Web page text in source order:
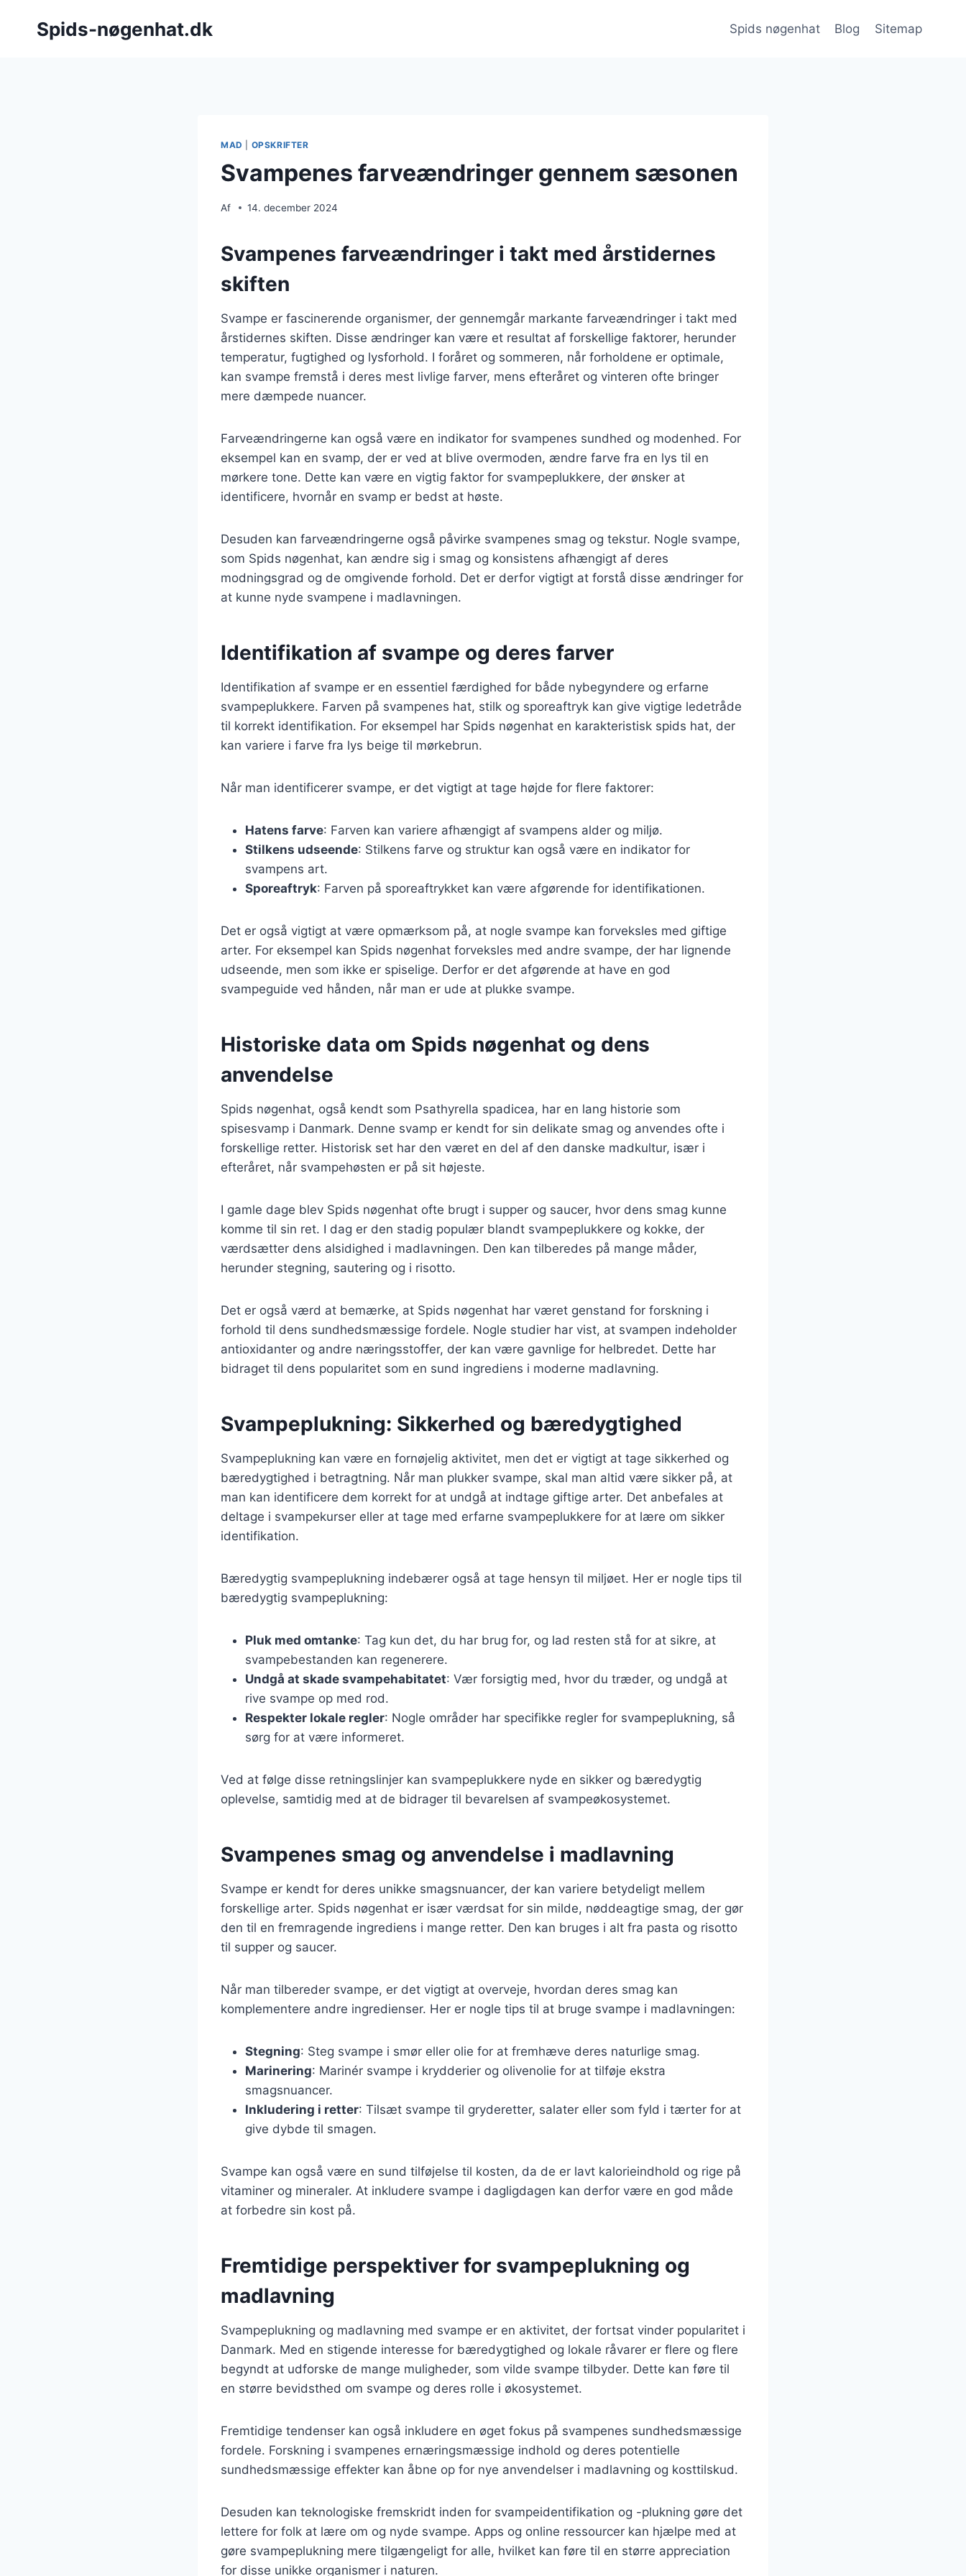
Spids-nøgenhat.dk Spids nøgenhat Blog Sitemap
MAD OPSKRIFTER
Svampenes farveændringer gennem sæsonen
Af 14. december 2024
Svampenes farveændringer i takt med årstidernes
skiften
Svampe er fascinerende organismer, der gennemgår markante farveændringer i takt med
årstidernes skiften. Disse ændringer kan være et resultat af forskellige faktorer, herunder
temperatur, fugtighed og lysforhold. I foråret og sommeren, når forholdene er optimale,
kan svampe fremstå i deres mest livlige farver, mens efteråret og vinteren ofte bringer
mere dæmpede nuancer.
Farveændringerne kan også være en indikator for svampenes sundhed og modenhed. For
eksempel kan en svamp, der er ved at blive overmoden, ændre farve fra en lys til en
mørkere tone. Dette kan være en vigtig faktor for svampeplukkere, der ønsker at
identificere, hvornår en svamp er bedst at høste.
Desuden kan farveændringerne også påvirke svampenes smag og tekstur. Nogle svampe,
som Spids nøgenhat, kan ændre sig i smag og konsistens afhængigt af deres
modningsgrad og de omgivende forhold. Det er derfor vigtigt at forstå disse ændringer for
at kunne nyde svampene i madlavningen.
Identifikation af svampe og deres farver
Identifikation af svampe er en essentiel færdighed for både nybegyndere og erfarne
svampeplukkere. Farven på svampenes hat, stilk og sporeaftryk kan give vigtige ledetråde
til korrekt identifikation. For eksempel har Spids nøgenhat en karakteristisk spids hat, der
kan variere i farve fra lys beige til mørkebrun.
Når man identificerer svampe, er det vigtigt at tage højde for flere faktorer:
Hatens farve: Farven kan variere afhængigt af svampens alder og miljø.
Stilkens udseende: Stilkens farve og struktur kan også være en indikator for
svampens art.
Sporeaftryk: Farven på sporeaftrykket kan være afgørende for identifikationen.
Det er også vigtigt at være opmærksom på, at nogle svampe kan forveksles med giftige
arter. For eksempel kan Spids nøgenhat forveksles med andre svampe, der har lignende
udseende, men som ikke er spiselige. Derfor er det afgørende at have en god
svampeguide ved hånden, når man er ude at plukke svampe.
Historiske data om Spids nøgenhat og dens
anvendelse
Spids nøgenhat, også kendt som Psathyrella spadicea, har en lang historie som
spisesvamp i Danmark. Denne svamp er kendt for sin delikate smag og anvendes ofte i
forskellige retter. Historisk set har den været en del af den danske madkultur, især i
efteråret, når svampehøsten er på sit højeste.
I gamle dage blev Spids nøgenhat ofte brugt i supper og saucer, hvor dens smag kunne
komme til sin ret. I dag er den stadig populær blandt svampeplukkere og kokke, der
værdsætter dens alsidighed i madlavningen. Den kan tilberedes på mange måder,
herunder stegning, sautering og i risotto.
Det er også værd at bemærke, at Spids nøgenhat har været genstand for forskning i
forhold til dens sundhedsmæssige fordele. Nogle studier har vist, at svampen indeholder
antioxidanter og andre næringsstoffer, der kan være gavnlige for helbredet. Dette har
bidraget til dens popularitet som en sund ingrediens i moderne madlavning.
Svampeplukning: Sikkerhed og bæredygtighed
Svampeplukning kan være en fornøjelig aktivitet, men det er vigtigt at tage sikkerhed og
bæredygtighed i betragtning. Når man plukker svampe, skal man altid være sikker på, at
man kan identificere dem korrekt for at undgå at indtage giftige arter. Det anbefales at
deltage i svampekurser eller at tage med erfarne svampeplukkere for at lære om sikker
identifikation.
Bæredygtig svampeplukning indebærer også at tage hensyn til miljøet. Her er nogle tips til
bæredygtig svampeplukning:
Pluk med omtanke: Tag kun det, du har brug for, og lad resten stå for at sikre, at
svampebestanden kan regenerere.
Undgå at skade svampehabitatet: Vær forsigtig med, hvor du træder, og undgå at
rive svampe op med rod.
Respekter lokale regler: Nogle områder har specifikke regler for svampeplukning, så
sørg for at være informeret.
Ved at følge disse retningslinjer kan svampeplukkere nyde en sikker og bæredygtig
oplevelse, samtidig med at de bidrager til bevarelsen af svampeøkosystemet.
Svampenes smag og anvendelse i madlavning
Svampe er kendt for deres unikke smagsnuancer, der kan variere betydeligt mellem
forskellige arter. Spids nøgenhat er især værdsat for sin milde, nøddeagtige smag, der gør
den til en fremragende ingrediens i mange retter. Den kan bruges i alt fra pasta og risotto
til supper og saucer.
Når man tilbereder svampe, er det vigtigt at overveje, hvordan deres smag kan
komplementere andre ingredienser. Her er nogle tips til at bruge svampe i madlavningen:
Stegning: Steg svampe i smør eller olie for at fremhæve deres naturlige smag.
Marinering: Marinér svampe i krydderier og olivenolie for at tilføje ekstra
smagsnuancer.
Inkludering i retter: Tilsæt svampe til gryderetter, salater eller som fyld i tærter for at
give dybde til smagen.
Svampe kan også være en sund tilføjelse til kosten, da de er lavt kalorieindhold og rige på
vitaminer og mineraler. At inkludere svampe i dagligdagen kan derfor være en god måde
at forbedre sin kost på.
Fremtidige perspektiver for svampeplukning og
madlavning
Svampeplukning og madlavning med svampe er en aktivitet, der fortsat vinder popularitet i
Danmark. Med en stigende interesse for bæredygtighed og lokale råvarer er flere og flere
begyndt at udforske de mange muligheder, som vilde svampe tilbyder. Dette kan føre til
en større bevidsthed om svampe og deres rolle i økosystemet.
Fremtidige tendenser kan også inkludere en øget fokus på svampenes sundhedsmæssige
fordele. Forskning i svampenes ernæringsmæssige indhold og deres potentielle
sundhedsmæssige effekter kan åbne op for nye anvendelser i madlavning og kosttilskud.
Desuden kan teknologiske fremskridt inden for svampeidentifikation og -plukning gøre det
lettere for folk at lære om og nyde svampe. Apps og online ressourcer kan hjælpe med at
gøre svampeplukning mere tilgængeligt for alle, hvilket kan føre til en større appreciation
for disse unikke organismer i naturen.